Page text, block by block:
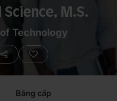
M.S.
Technology
Bằng cấp